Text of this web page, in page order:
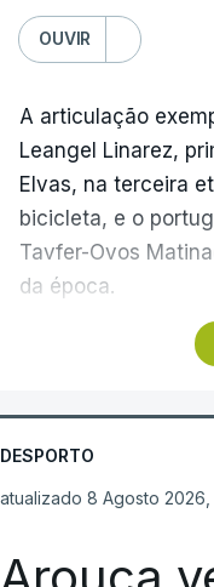
OUVIR
A articulação
Leangel Linarez,
Elvas, na terceira
bicicleta, e o
Tavfer-Ovos
da época.
Discreta nas
feira, a equipa
apresentou a sua
metros da tirada
camisola amarela,
DESPORTO
atualizado 8 Agosto 2026,